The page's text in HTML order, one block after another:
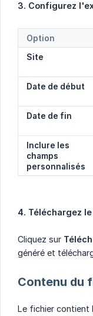
3. Configurez
Option
Site
Date de début
Date de fin
Inclure les
champs
personnalisés
4. Téléchargez
Cliquez sur
généré et
Contenu du
Le fichier contient